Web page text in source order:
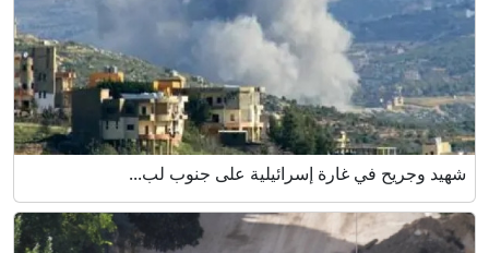
شهيد وجريح في غارة إسرائيلية على جنوب لب...